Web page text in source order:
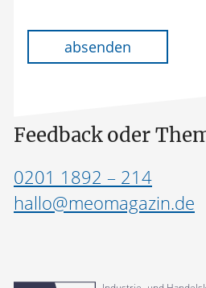
absenden
Feedback oder
0201 1892 – 214
hallo@meomagazin.de